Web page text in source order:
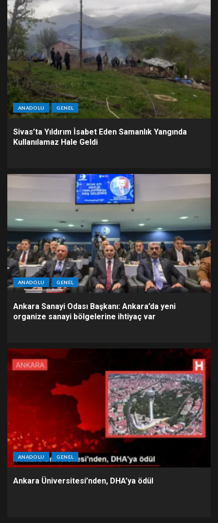
ANADOLU GENEL
Sivas’ta Yıldırım İsabet Eden Samanlık Yangında
Kullanılamaz Hale Geldi
ANADOLU GENEL
Ankara Sanayi Odası Başkanı: Ankara’da yeni
organize sanayi bölgelerine ihtiyaç var
ANADOLU GENEL
Ankara Üniversitesi’nden, DHA’ya ödül